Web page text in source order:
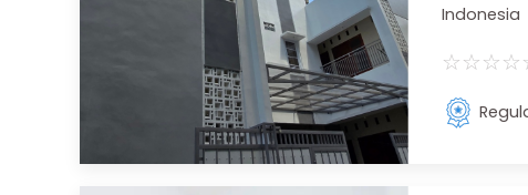
Indonesia
☆☆☆☆